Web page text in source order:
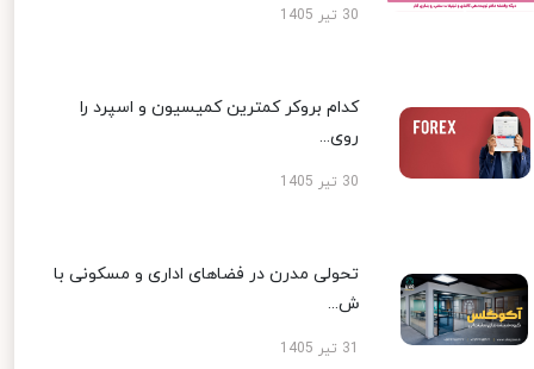
30 تیر 1405
کدام بروکر کمترین کمیسیون و اسپرد را
روی...
30 تیر 1405
تحولی مدرن در فضاهای اداری و مسکونی با
ش...